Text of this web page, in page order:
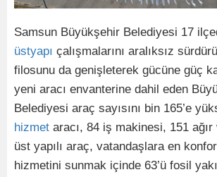
Samsun Büyükşehir Belediyesi 17
üstyapı çalışmalarını aralıksız
filosunu da genişleterek gücüne güç
yeni aracı envanterine dahil eden
Belediyesi araç sayısını bin 165’e
hizmet aracı, 84 iş makinesi, 151 ağır
üst yapılı araç, vatandaşlara en
hizmetini sunmak içinde 63’ü fosil